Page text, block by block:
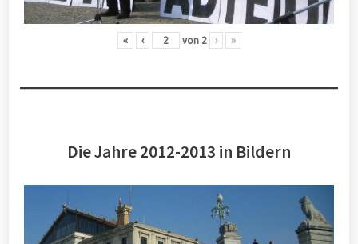
« ‹ von 2 › »
Die Jahre 2012-2013 in Bildern